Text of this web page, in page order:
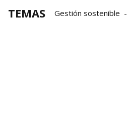
TEMAS
Gestión sostenible